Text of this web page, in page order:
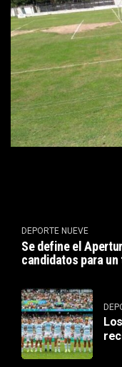
DEPORTE NUEVE
Se define el
candidatos para